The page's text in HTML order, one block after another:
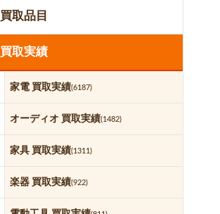
買取品目
買取実績
家電 買取実績(6187)
オーディオ 買取実績(1482)
家具 買取実績(1311)
楽器 買取実績(922)